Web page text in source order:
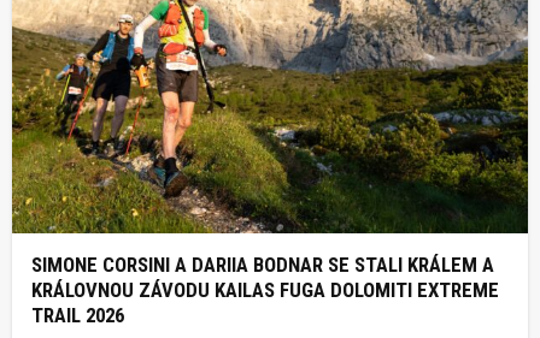
SIMONE CORSINI A DARIIA BODNAR SE STALI KRÁLEM A
KRÁLOVNOU ZÁVODU KAILAS FUGA DOLOMITI EXTREME
TRAIL 2026